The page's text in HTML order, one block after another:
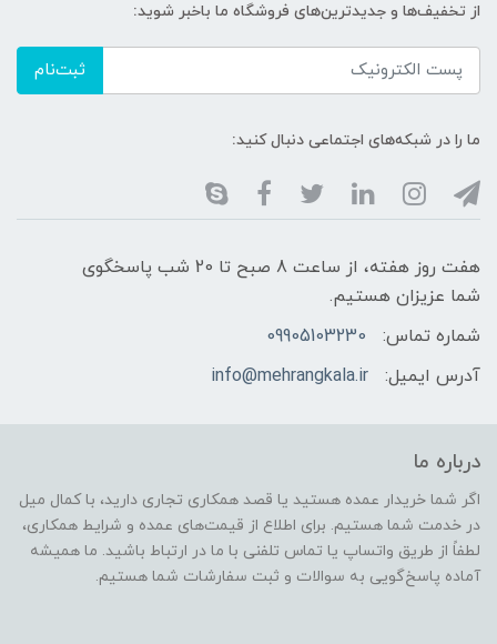
از تخفیف‌ها و جدیدترین‌های فروشگاه ما باخبر شوید:
ثبت‌نام
ما را در شبکه‌های اجتماعی دنبال کنید:
هفت روز هفته، از ساعت 8 صبح تا 20 شب پاسخگوی
شما عزیزان هستیم.
شماره تماس:
09905103230
آدرس ایمیل:
info@mehrangkala.ir
درباره ما
اگر شما خریدار عمده هستید یا قصد همکاری تجاری دارید، با کمال میل
در خدمت شما هستیم. برای اطلاع از قیمت‌های عمده و شرایط همکاری،
لطفاً از طریق واتساپ یا تماس تلفنی با ما در ارتباط باشید. ما همیشه
آماده پاسخ‌گویی به سوالات و ثبت سفارشات شما هستیم.